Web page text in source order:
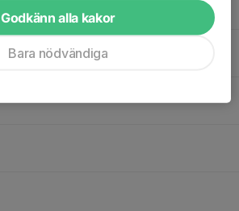
Godkänn alla kakor
Bara nödvändiga